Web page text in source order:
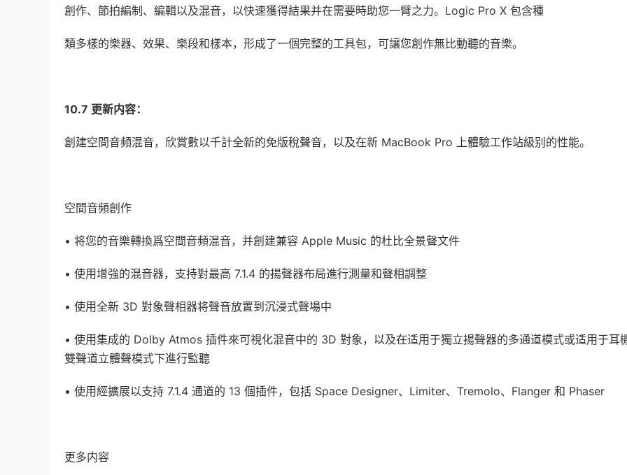
創作、節拍編制、編輯以及混音，以快速獲得結果并在需要時助您一臂之力。Logic Pro X 包含種
類多樣的樂器、效果、樂段和樣本，形成了一個完整的工具包，可讓您創作無比動聽的音樂。
10.7 更新内容：
創建空間音頻混音，欣賞數以千計全新的免版稅聲音，以及在新 MacBook Pro 上體驗工作站級别的性能。
空間音頻創作
• 将您的音樂轉換爲空間音頻混音，并創建兼容 Apple Music 的杜比全景聲文件
• 使用增強的混音器，支持對最高 7.1.4 的揚聲器布局進行測量和聲相調整
• 使用全新 3D 對象聲相器将聲音放置到沉浸式聲場中
• 使用集成的 Dolby Atmos 插件來可視化混音中的 3D 對象，以及在适用于獨立揚聲器的多通道模式或适用于耳
雙聲道立體聲模式下進行監聽
• 使用經擴展以支持 7.1.4 通道的 13 個插件，包括 Space Designer、Limiter、Tremolo、Flanger 和 Phaser
更多内容